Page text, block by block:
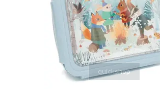
quickshop